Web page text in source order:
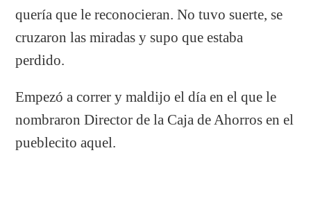
quería que le reconocieran. No tuvo suerte, se
cruzaron las miradas y supo que estaba
perdido.
Empezó a correr y maldijo el día en el que le
nombraron Director de la Caja de Ahorros en el
pueblecito aquel.